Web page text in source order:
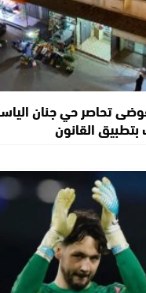
تحاصر حي جنان
القانون